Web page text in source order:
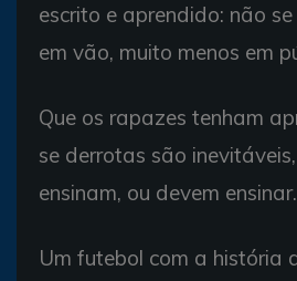
escrito e aprendido: não
em vão, muito menos em
Que os rapazes tenham
se derrotas são
ensinam, ou devem ensinar.
Um futebol com a história